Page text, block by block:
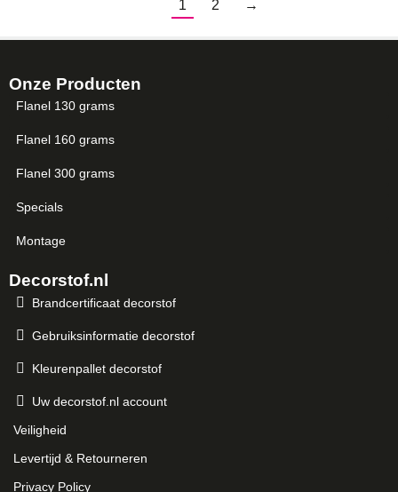
1 2 →
Onze Producten
Flanel 130 grams
Flanel 160 grams
Flanel 300 grams
Specials
Montage
Decorstof.nl
Brandcertificaat decorstof
Gebruiksinformatie decorstof
Kleurenpallet decorstof
Uw decorstof.nl account
Veiligheid
Levertijd & Retourneren
Privacy Policy